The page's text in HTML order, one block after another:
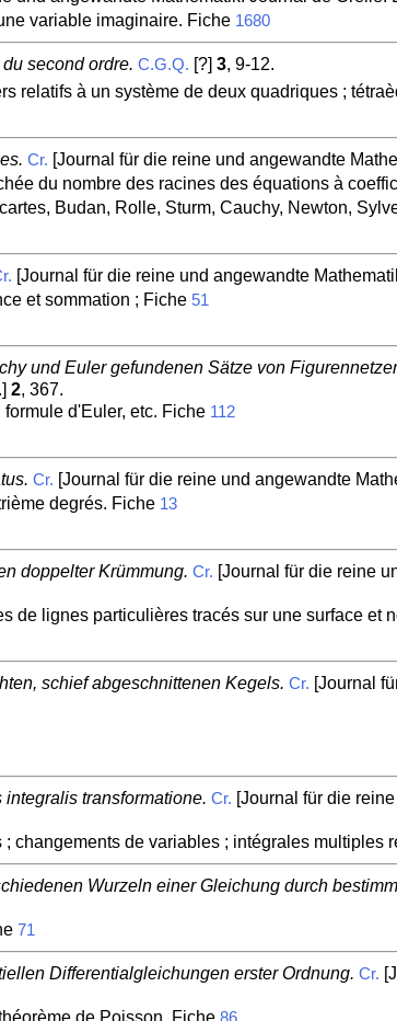
variable imaginaire. Fiche 1680
second ordre. C.G.Q. [?] 3, 9-12.
relatifs à un système de deux quadriques ;
Cr. [Journal für die reine und angewandte
du nombre des racines des équations à
Budan, Rolle, Sturm, Cauchy, Newton,
[Journal für die reine und angewandte
et sommation ; Fiche 51
und Euler gefundenen Sätze von
2, 367.
d'Euler, etc. Fiche 112
Cr. [Journal für die reine und angewandte
degrés. Fiche 13
doppelter Krümmung. Cr. [Journal für die reine
de lignes particulières tracés sur une surface et
schief abgeschnittenen Kegels. Cr. [Journal
transformatione. Cr. [Journal für die
changements de variables ; intégrales multiples
Wurzeln einer Gleichung durch
71
Differentialgleichungen erster Ordnung. Cr.
de Poisson. Fiche 86